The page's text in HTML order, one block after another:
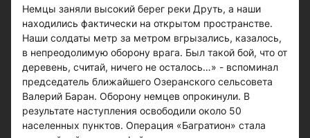
Немцы заняли высокий берег реки Друть, а наши
находились фактически на открытом пространстве.
Наши солдаты метр за метром вгрызались, казалось,
в непреодолимую оборону врага. Был такой бой, что от
деревень, считай, ничего не осталось…» - вспоминал
председатель ближайшего Озеранского сельсовета
Валерий Баран. Оборону немцев опрокинули. В
результате наступления освободили около 50
населенных пунктов. Операция «Багратион» стала